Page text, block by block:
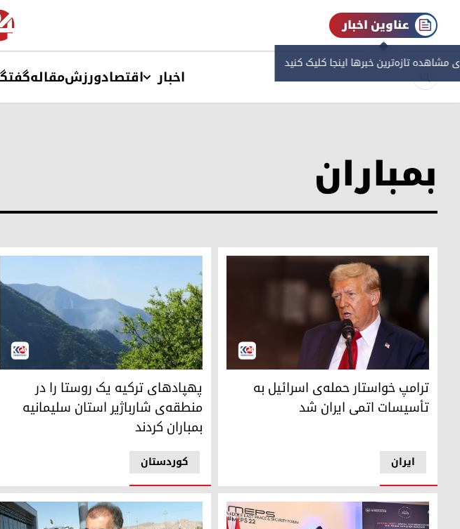
عناوین اخبار
مشاهده‌ تازه‌ترین خبرها اینجا کلیک کنید
اخبار اقتصادورزشمقاله
بمباران
دونالد ترامپ، نامزد انتخابات ریاست جمهوری آمریکا
ایران
ترامپ خواستار حمله‌ی اسرائیل به
تأسیسات اتمی ایران شد
پهپاد‌های ترکیه یک روستا را در منطقه‌ی
کوردستان
پهپاد‌های ترکیه یک روستا را در
منطقه‌ی شارباژیر استان سلیمانیه
بمباران کردند